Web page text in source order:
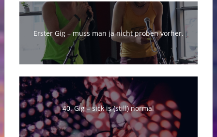
Erster Gig – muss man ja nicht proben vorher.
40. Gig – sick is (still) normal